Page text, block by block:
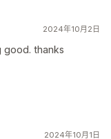
2024年10月2日
good. thanks
2024年10月1日